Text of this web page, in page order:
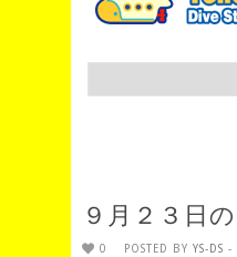
９月２３日
0 POSTED BY YS-DS -